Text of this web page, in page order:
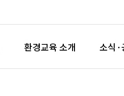
환경교육 소개 소식·